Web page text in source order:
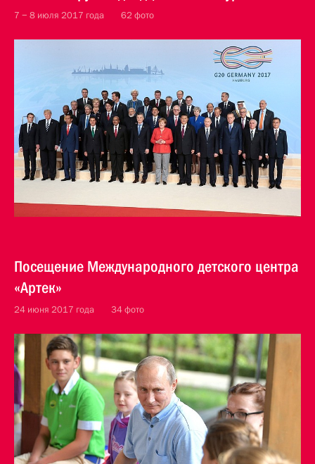
7 − 8 июля 2017 года 62 фото
Посещение Международного детского центра
«Артек»
24 июня 2017 года 34 фото